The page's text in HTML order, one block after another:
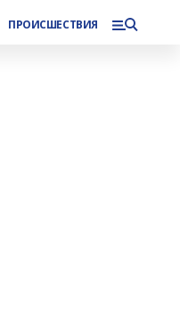
ПРОИСШЕСТВИЯ